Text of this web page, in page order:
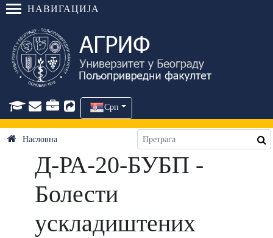
НАВИГАЦИЈА
Срп
Насловна
Д-РА-20-БУБП -
Болести
ускладиштених